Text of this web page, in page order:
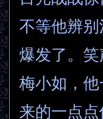
不等他辨
爆发了。
梅小如，
来的一点